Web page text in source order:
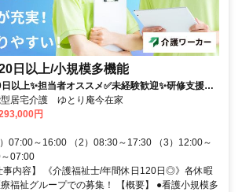
日以上/小規模多機能
以上✨担当者オススメ✅️未経験歓迎✨研修支援有
居宅介護 ゆとり庵今在家
円
）07:00～16:00 （2）08:30～17:30 （3）12:00～
07:00
事内容】 《介護福祉士/年間休日120日◎》各休暇
福祉グループでの募集！ 【概要】 ●看護小規模多